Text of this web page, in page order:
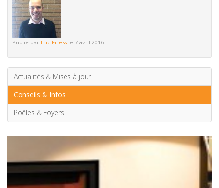
Publié par Eric Friess le 7 avril 2016
Actualités & Mises à jour
Conseils & Infos
Poêles & Foyers